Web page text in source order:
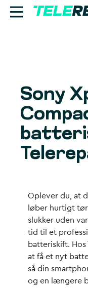
Find butik
Erhverv
Ring til
Sony
Oplever du, at
løber hurtigt
slukker uden
tid til et
batteriskift.
at få et nyt
så din
og en længere